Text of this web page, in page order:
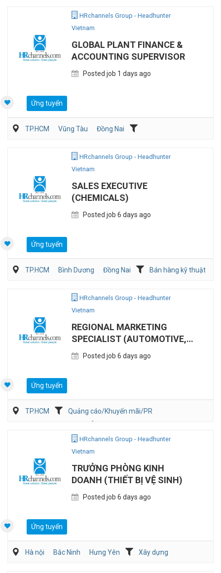
HRchannels Group - Headhunter
Vietnam
GLOBAL PLANT FINANCE &
ACCOUNTING SUPERVISOR
Posted job 1 days ago
Ứng tuyển
TP.HCM Vũng Tàu
Đồng Nai
HRchannels Group - Headhunter
Vietnam
SALES EXECUTIVE
(CHEMICALS)
Posted job 6 days ago
Ứng tuyển
TP.HCM Bình Dương Đồng Nai Bán hàng kỹ thuật
HRchannels Group - Headhunter
Vietnam
REGIONAL MARKETING
SPECIALIST (AUTOMOTIVE,
REMOTE)
Posted job 6 days ago
Ứng tuyển
TP.HCM
Quảng cáo/Khuyến mãi/PR
HRchannels Group - Headhunter
Vietnam
TRƯỞNG PHÒNG KINH
DOANH (THIẾT BỊ VỆ SINH)
Posted job 6 days ago
Ứng tuyển
Hà nội Bắc Ninh Hưng Yên
Xây dựng